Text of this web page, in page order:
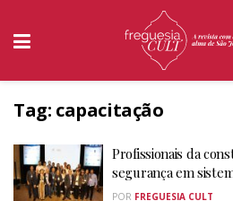
Tag: capacitação
Profissionais da
segurança em
POR FREGUESIA CULT